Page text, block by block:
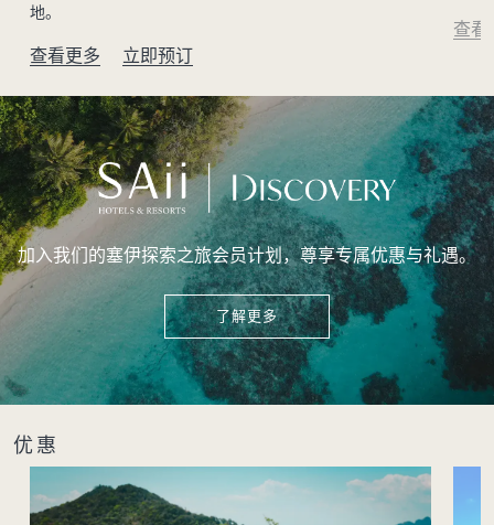
地。
查看更多 立即预订
查看
加入我们的塞伊探索之旅会员计划，尊享专属优惠与礼遇。
了解更多
优惠